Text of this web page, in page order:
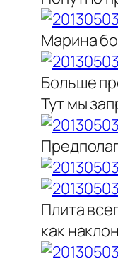
Марина
Больше
Тут мы
Плита
как